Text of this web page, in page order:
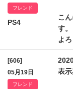
フレンド
PS4
こ
す
よ
[606]
05月19日
フレンド
表